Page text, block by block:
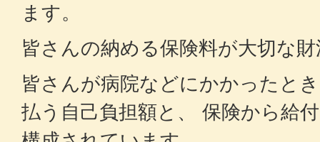
ます。
皆さんの納める保険料が大切な
皆さんが病院などにかかったと
払う自己負担額と、 保険から給